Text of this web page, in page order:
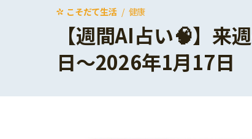
年齢から探す
1歳
こそだて生活 健康
【週間AI占い🧠】来
日〜2026年1月17日